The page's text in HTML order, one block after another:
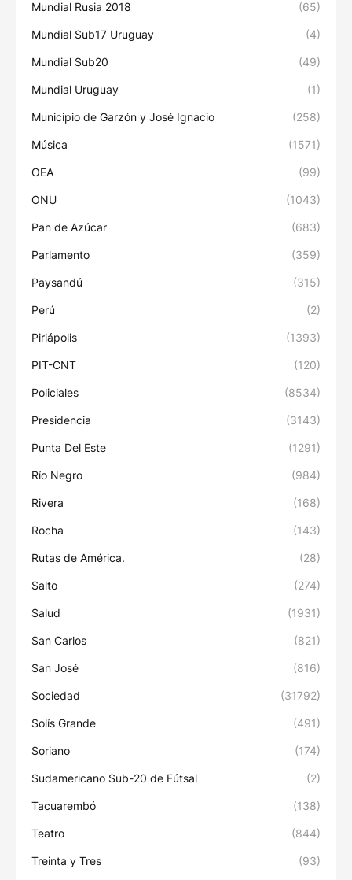
Mundial Rusia 2018 (65)
Mundial Sub17 Uruguay (4)
Mundial Sub20 (49)
Mundial Uruguay (1)
Municipio de Garzón y José Ignacio (258)
Música (1571)
OEA (99)
ONU (1043)
Pan de Azúcar (683)
Parlamento (359)
Paysandú (315)
Perú (2)
Piriápolis (1393)
PIT-CNT (120)
Policiales (8534)
Presidencia (3143)
Punta Del Este (1291)
Río Negro (984)
Rivera (168)
Rocha (143)
Rutas de América. (28)
Salto (274)
Salud (1931)
San Carlos (821)
San José (816)
Sociedad (31792)
Solís Grande (491)
Soriano (174)
Sudamericano Sub-20 de Fútsal (2)
Tacuarembó (138)
Teatro (844)
Treinta y Tres (93)